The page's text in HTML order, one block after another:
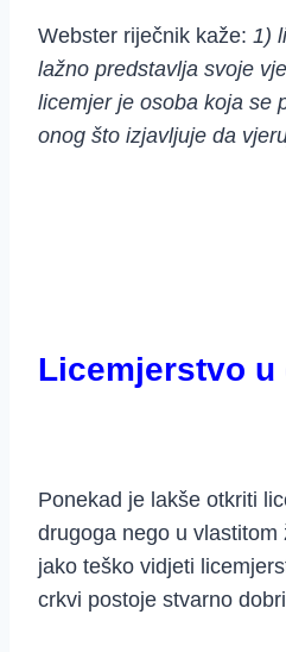
Webster riječnik kaže: 1)
lažno predstavlja svoje
licemjer je osoba koja se
onog što izjavljuje da
Licemjerstvo u
Ponekad je lakše otkriti
drugoga nego u
jako teško vidjeti
crkvi postoje stvarno